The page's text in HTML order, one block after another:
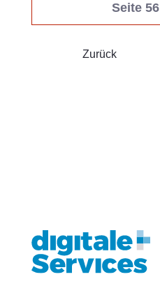
Seite
Zurück